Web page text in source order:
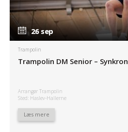
26 sep
26 sep
Trampolin
Trampolin DM Senior – Synkron
Arrangør Trampolin
Sted: Haslev-Hallerne
Læs mere